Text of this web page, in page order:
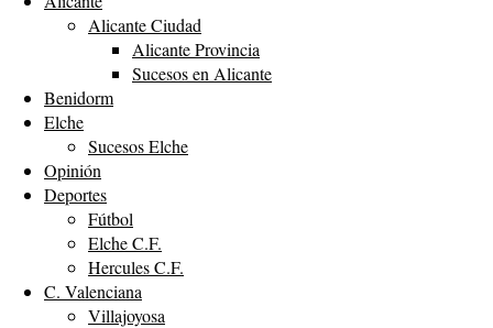
Alicante Ciudad
Alicante Provincia
Sucesos en Alicante
Benidorm
Elche
Sucesos Elche
Opinión
Deportes
Fútbol
Elche C.F.
Hercules C.F.
C. Valenciana
Villajoyosa